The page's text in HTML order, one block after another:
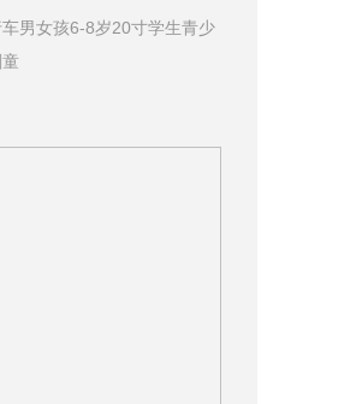
男女孩6-8岁20寸学生青少